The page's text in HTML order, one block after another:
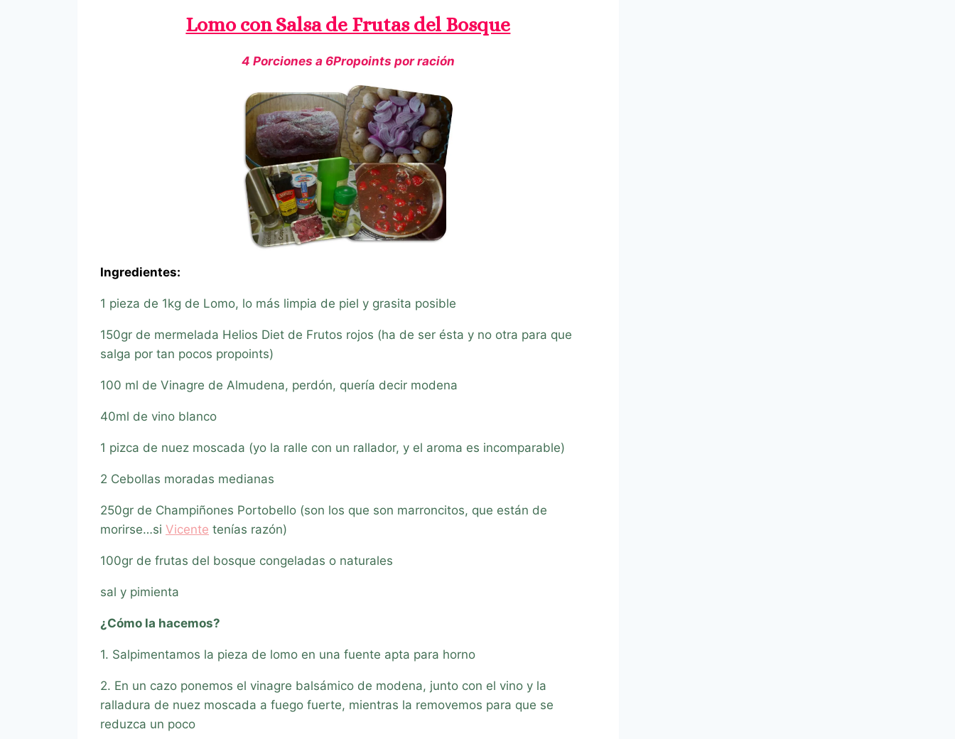
Lomo con Salsa de Frutas del Bosque
4 Porciones a 6Propoints por ración
Ingredientes:
1 pieza de 1kg de Lomo, lo más limpia de piel y grasita posible
150gr de mermelada Helios Diet de Frutos rojos (ha de ser ésta y no otra para que
salga por tan pocos propoints)
100 ml de Vinagre de Almudena, perdón, quería decir modena
40ml de vino blanco
1 pizca de nuez moscada (yo la ralle con un rallador, y el aroma es incomparable)
2 Cebollas moradas medianas
250gr de Champiñones Portobello (son los que son marroncitos, que están de
morirse…si Vicente tenías razón)
100gr de frutas del bosque congeladas o naturales
sal y pimienta
¿Cómo la hacemos?
1. Salpimentamos la pieza de lomo en una fuente apta para horno
2. En un cazo ponemos el vinagre balsámico de modena, junto con el vino y la
ralladura de nuez moscada a fuego fuerte, mientras la removemos para que se
reduzca un poco